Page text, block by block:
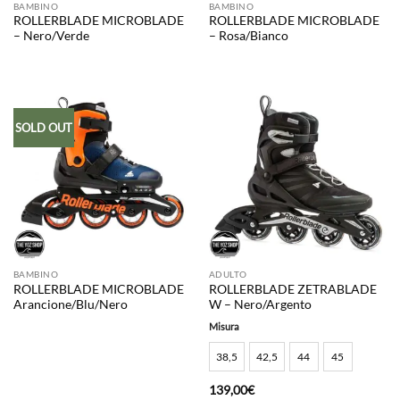
BAMBINO
ROLLERBLADE MICROBLADE
– Nero/Verde
BAMBINO
ROLLERBLADE MICROBLADE
– Rosa/Bianco
SOLD OUT
BAMBINO
ROLLERBLADE MICROBLADE
Arancione/Blu/Nero
ADULTO
ROLLERBLADE ZETRABLADE
W – Nero/Argento
Misura
38,5 42,5 44 45
139,00€